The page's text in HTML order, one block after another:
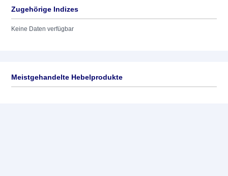
Zugehörige Indizes
Keine Daten verfügbar
Meistgehandelte Hebelprodukte